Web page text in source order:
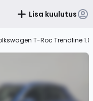
Lisa kuulutus
T-Roc Trendline 1.0